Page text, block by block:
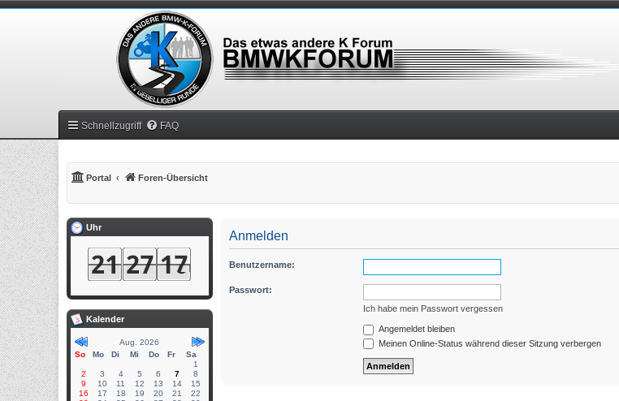
Schnellzugriff FAQ
Portal Foren-Übersicht
Anmelden
Benutzername:
Passwort:
Ich habe mein Passwort vergessen
Angemeldet bleiben
Meinen Online-Status während dieser Sitzung verbergen
Uhr
Kalender
Aug. 2026
So
Mo Di Mi Do Fr
Sa
1
2
3 4 5 6 7
8
9
10 11 12 13 14
15
16
17 18 19 20 21
22